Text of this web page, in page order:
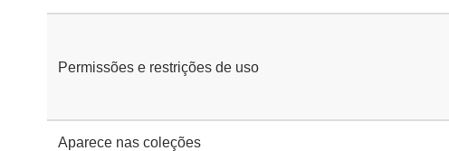
Permissões e restrições de uso
Aparece nas coleções